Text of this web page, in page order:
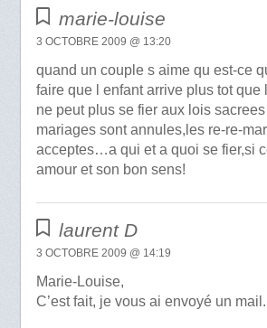
marie-louise
3 OCTOBRE 2009 @ 13:20
quand un couple s aime qu est-ce
faire que l enfant arrive plus tot que
ne peut plus se fier aux lois
mariages sont annules,les re-re-
acceptes…a qui et a quoi se fier,si
amour et son bon sens!
laurent D
3 OCTOBRE 2009 @ 14:19
Marie-Louise,
C’est fait, je vous ai envoyé un mail.